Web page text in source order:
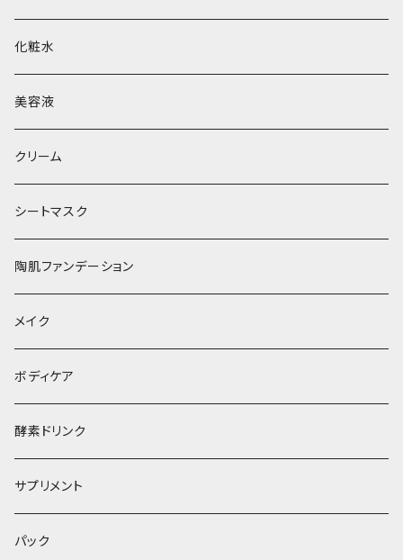
化粧水
美容液
クリーム
シートマスク
陶肌ファンデーション
メイク
ボディケア
酵素ドリンク
サプリメント
パック